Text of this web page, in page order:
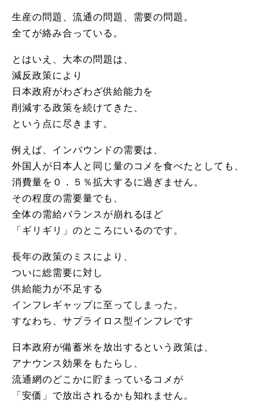
生産の問題、流通の問題、需要の問題。
全てが絡み合っている。
とはいえ、大本の問題は、
減反政策により
日本政府がわざわざ供給能力を
削減する政策を続けてきた、
という点に尽きます。
例えば、インバウンドの需要は、
外国人が日本人と同じ量のコメを食べたとしても、
消費量を０．５％拡大するに過ぎません。
その程度の需要量でも、
全体の需給バランスが崩れるほど
「ギリギリ」のところにいるのです。
長年の政策のミスにより、
ついに総需要に対し
供給能力が不足する
インフレギャップに至ってしまった。
すなわち、サプライロス型インフレです
日本政府が備蓄米を放出するという政策は、
アナウンス効果をもたらし、
流通網のどこかに貯まっているコメが
「安価」で放出されるかも知れません。